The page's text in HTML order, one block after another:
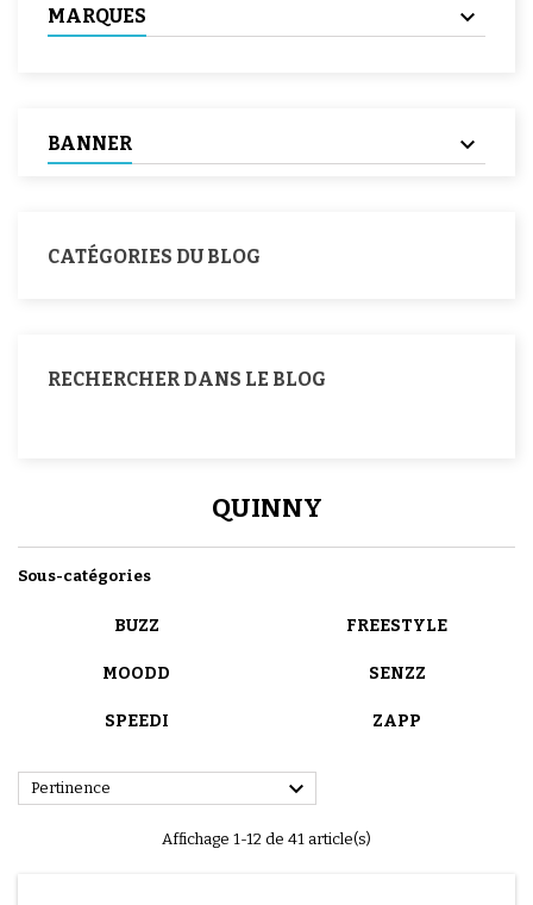
MARQUES
BANNER
CATÉGORIES DU BLOG
RECHERCHER DANS LE BLOG
QUINNY
Sous-catégories
BUZZ FREESTYLE
MOODD SENZZ
SPEEDI ZAPP
Pertinence 
Affichage 1-12 de 41 article(s)